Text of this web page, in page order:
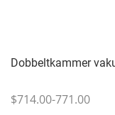
Dobbeltkammer
$714.00-771.00